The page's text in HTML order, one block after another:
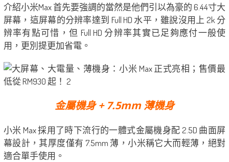
介紹小米Max 首先要強調的當然是他們引以為豪的 6.44寸大
屏幕，這屏幕的分辨率達到 Full HD 水平，雖說沒用上 2k 分
辨率有點可惜，但 Full HD 分辨率其實已足夠應付一般使
用，更別提更加省電。
金屬機身 + 7.5mm 薄機身
小米 Max 採用了時下流行的一體式金屬機身配 2.5D 曲面屏
幕設計，其厚度僅有 7.5mm 薄，小米稱它大而輕薄，絕對
適合單手使用。